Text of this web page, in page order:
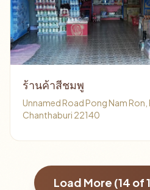
ร้านค้าสีชมพู
Unnamed Road Pong Nam
Chanthaburi 22140
Load More (14 of